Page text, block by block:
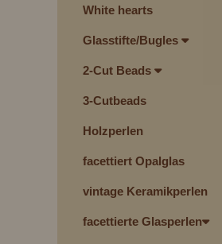
White hearts
Glasstifte/Bugles
2-Cut Beads
3-Cutbeads
Holzperlen
facettiert Opalglas
vintage Keramikperlen
facettierte Glasperlen